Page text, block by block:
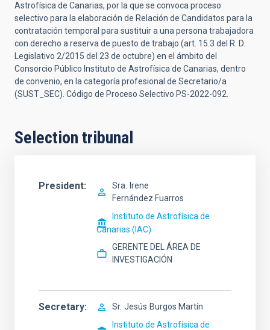
Astrofísica de Canarias, por la que se convoca proceso
selectivo para la elaboración de Relación de Candidatos para la
contratación temporal para sustituir a una persona trabajadora
con derecho a reserva de puesto de trabajo (art. 15.3 del R. D.
Legislativo 2/2015 del 23 de octubre) en el ámbito del
Consorcio Público Instituto de Astrofísica de Canarias, dentro
de convenio, en la categoría profesional de Secretario/a
(SUST_SEC). Código de Proceso Selectivo PS-2022-092.
Selection tribunal
President Sra.
Irene
Fernández Fuarros
Instituto de Astrofísica de
Canarias (IAC)
GERENTE DEL ÁREA DE
INVESTIGACIÓN
Secretary Sr. Jesús Burgos Martín
Instituto de Astrofísica de